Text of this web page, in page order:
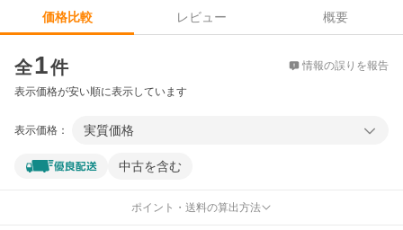
価格比較 レビュー
概要
全1件 情報の誤りを報告
表示価格が安い順に表示しています
表示価格： 実質価格
中古を含む
ポイント・送料の算出方法